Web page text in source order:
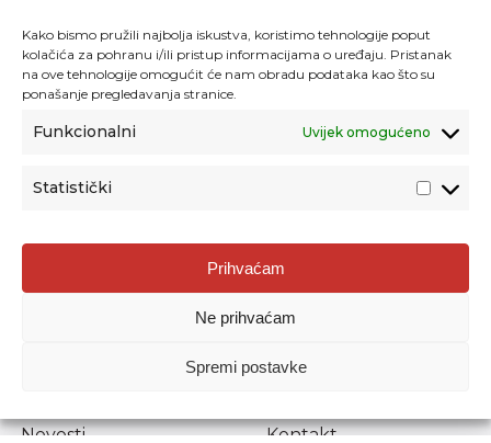
Kako bismo pružili najbolja iskustva, koristimo tehnologije poput
kolačića za pohranu i/ili pristup informacijama o uređaju. Pristanak
na ove tehnologije omogućit će nam obradu podataka kao što su
ponašanje pregledavanja stranice.
Funkcionalni Uvijek omogućeno
Statistički
Prihvaćam
Ne prihvaćam
Spremi postavke
Agencija za odgoj i obrazovanje
Donje Svetice 38, 10000 Zagreb
1778129
Prenošenje sadržaja dopušteno je uz navođenje izvora.
Novosti Kontakt